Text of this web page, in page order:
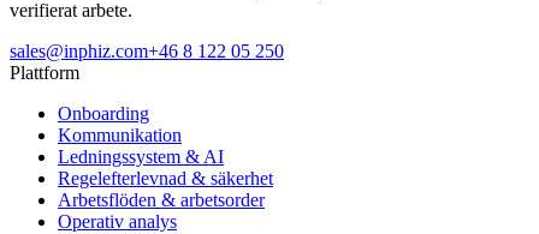
verifierat arbete.
sales@inphiz.com+46 8 122 05 250
Plattform
Onboarding
Kommunikation
Ledningssystem & AI
Regelefterlevnad & säkerhet
Arbetsflöden & arbetsorder
Operativ analys